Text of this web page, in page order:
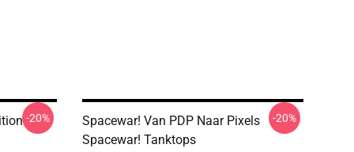
-20%
Spacewar! Van PDP Naar Pixels
Spacewar! Tanktops
-20%